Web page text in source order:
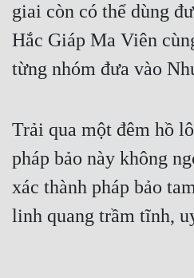
Dị Giới
Dị Năng
Gia Đấu
Góc Nhìn Nữ
Huyền Nghi
giai còn có thể dùng
Hắc Giáp Ma Viên
từng nhóm đưa vào
Trải qua một đêm hồ
pháp bảo này không
xác thành pháp bảo
linh quang trầm tĩnh,